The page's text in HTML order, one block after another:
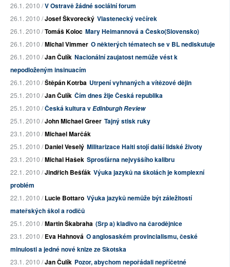
26.1. 2010 /V Ostravě žádné sociální forum
26.1. 2010 /Josef Škvorecký Vlastenecký večírek
26.1. 2010 /Tomáš Koloc Mary Heimannová a Česko(Slovensko)
26.1. 2010 /Michal Vimmer O některých tématech se v BL nediskutuje
26.1. 2010 /Jan Čulík Nacionální zaujatost nemůže vést k
nepodloženým insinuacím
26.1. 2010 /Štěpán Kotrba Utrpení vyhnaných a vítězové dějin
25.1. 2010 /Jan Čulík Čím dnes žije Česká republika
25.1. 2010 /Česká kultura vEdinburgh Review
25.1. 2010 /John Michael Greer Tajný stisk ruky
23.1. 2010 /Michael Marčák
25.1. 2010 /Daniel Veselý Militarizace Haiti stojí další lidské životy
23.1. 2010 /Michal Hašek Sprosťárna nejvyššího kalibru
22.1. 2010 /Jindřich Bešťák Výuka jazyků na školách je komplexní
problém
22.1. 2010 /Lucie Bottaro Výuka jazyků nemůže být záležitostí
mateřských škol a rodičů
25.1. 2010 /Martin Škabraha (Srp a) kladivo na čarodějnice
23.1. 2010 /Eva Hahnová O anglosaském provincialismu, české
minulosti a jedné nové knize ze Skotska
23.1. 2010 /Jan Čulík Pozor, abychom nepořádali nepříčetné